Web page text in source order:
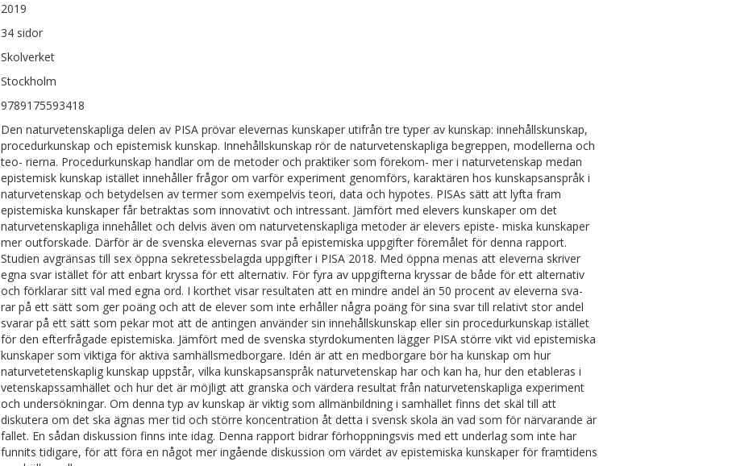
2019
34 sidor
Skolverket
Stockholm
9789175593418
Den naturvetenskapliga delen av PISA prövar elevernas kunskaper utifrån tre typer av kunskap: innehållskunskap,
procedurkunskap och epistemisk kunskap. Innehållskunskap rör de naturvetenskapliga begreppen, modellerna och
teo- rierna. Procedurkunskap handlar om de metoder och praktiker som förekom- mer i naturvetenskap medan
epistemisk kunskap istället innehåller frågor om varför experiment genomförs, karaktären hos kunskapsanspråk i
naturvetenskap och betydelsen av termer som exempelvis teori, data och hypotes. PISAs sätt att lyfta fram
epistemiska kunskaper får betraktas som innovativt och intressant. Jämfört med elevers kunskaper om det
naturvetenskapliga innehållet och delvis även om naturvetenskapliga metoder är elevers episte- miska kunskaper
mer outforskade. Därför är de svenska elevernas svar på epistemiska uppgifter föremålet för denna rapport.
Studien avgränsas till sex öppna sekretessbelagda uppgifter i PISA 2018. Med öppna menas att eleverna skriver
egna svar istället för att enbart kryssa för ett alternativ. För fyra av uppgifterna kryssar de både för ett alternativ
och förklarar sitt val med egna ord. I korthet visar resultaten att en mindre andel än 50 procent av eleverna sva-
rar på ett sätt som ger poäng och att de elever som inte erhåller några poäng för sina svar till relativt stor andel
svarar på ett sätt som pekar mot att de antingen använder sin innehållskunskap eller sin procedurkunskap istället
för den efterfrågade epistemiska. Jämfört med de svenska styrdokumenten lägger PISA större vikt vid epistemiska
kunskaper som viktiga för aktiva samhällsmedborgare. Idén är att en medborgare bör ha kunskap om hur
naturvetetenskaplig kunskap uppstår, vilka kunskapsanspråk naturvetenskap har och kan ha, hur den etableras i
vetenskapssamhället och hur det är möjligt att granska och värdera resultat från naturvetenskapliga experiment
och undersökningar. Om denna typ av kunskap är viktig som allmänbildning i samhället finns det skäl till att
diskutera om det ska ägnas mer tid och större koncentration åt detta i svensk skola än vad som för närvarande är
fallet. En sådan diskussion finns inte idag. Denna rapport bidrar förhoppningsvis med ett underlag som inte har
funnits tidigare, för att föra en något mer ingående diskussion om värdet av epistemiska kunskaper för framtidens